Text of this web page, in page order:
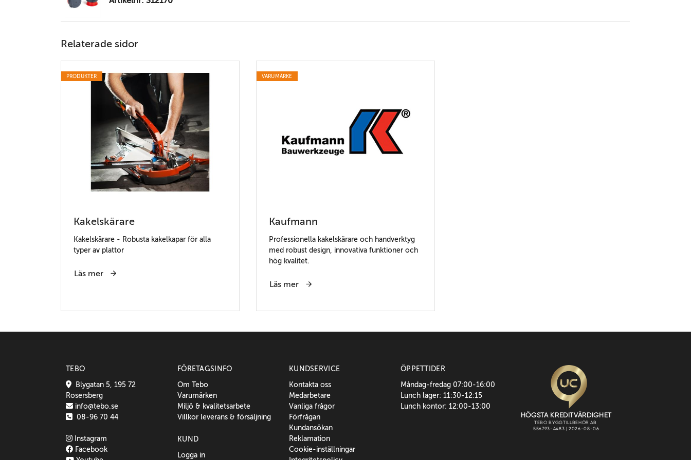
Relaterade sidor
PRODUKTER
Kakelskärare
Kakelskärare - Robusta kakelkapar för alla
typer av plattor
Läs mer
VARUMÄRKE
Kaufmann
Professionella kakelskärare och handverktyg
med robust design, innovativa funktioner och
hög kvalitet.
Läs mer
TEBO
Blygatan 5, 195 72
Rosersberg
info@tebo.se
08-96 70 44
Instagram
Facebook
FÖRETAGSINFO
Om Tebo
Varumärken
Miljö & kvalitetsarbete
Villkor leverans & försäljning
KUND
Logga in
KUNDSERVICE
Kontakta oss
Medarbetare
Vanliga frågor
Förfrågan
Kundansökan
Reklamation
Cookie-inställningar
ÖPPETTIDER
Måndag-fredag 07:00-16:00
Lunch lager: 11:30-12:15
Lunch kontor: 12:00-13:00